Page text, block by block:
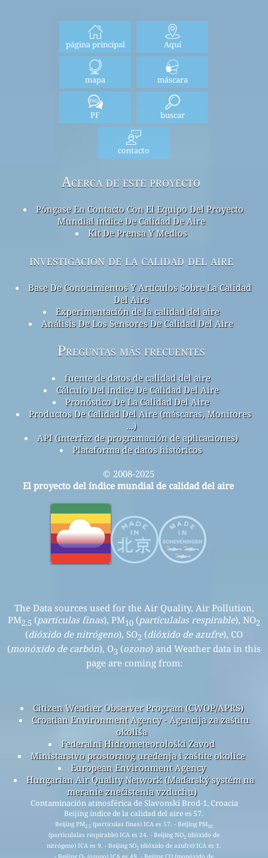
página principal Aquí
mapa máscara
PF buscar
contacto
Acerca de este proyecto
Póngase En Contacto Con El Equipo Del Proyecto
Mundial índice De Calidad De Aire
Kit De Prensa Y Medios
investigación de la calidad del aire
Base De Conocimientos Y Artículos Sobre La Calidad
Del Aire
Experimentación de la calidad del aire
Análisis De Los Sensores De Calidad Del Aire
Preguntas más frecuentes
fuente de datos de calidad del aire
Cálculo Del índice De Calidad Del Aire
Pronóstico De La Calidad Del Aire
Productos De Calidad Del Aire (máscaras, Monitores
...)
API (interfaz de programación de aplicaciones)
Plataforma de datos históricos
© 2008-2025
El proyecto del índice mundial de calidad del aire
The Data sources used for the Air Quality, Air Pollution,
PM2.5 (partículas finas), PM10 (particulalas respirable), NO2
(dióxido de nitrógeno), SO2 (dióxido de azufre), CO
(monóxido de carbón), O3 (ozono) and Weather data in this
page are coming from:
Citizen Weather Observer Program (CWOP/APRS)
Croatian Environment Agency - Agencija za zaštitu
okoliša
Federalni Hidrometeorološki Zavod
Ministarstvo prostornog uređenja i zaštite okolice
European Environment Agency
Hungarian Air Quality Network (Maďarský systém na
meranie znečistenia vzduchu)
Contaminación atmosférica de Slavonski Brod-1, Croacia
Beijing índice de la calidad del aire es 57.
Beijing PM2.5 (partículas finas) ICA es 57. - Beijing PM10
(particulalas respirable) ICA es 24. - Beijing NO2(dióxido de
nitrógeno) ICA es 9. - Beijing SO2(dióxido de azufre) ICA es 1.